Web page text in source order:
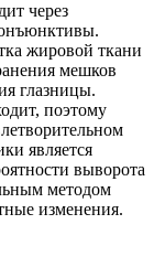
через
жировой ткани
мешков
глазницы.
поэтому
является
выворота
методом
изменения.